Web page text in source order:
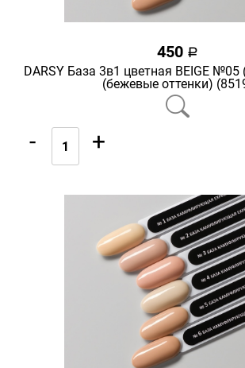
450 a
DARSY База 3в1 цветная BEIGE №05
(бежевые оттенки)
- +